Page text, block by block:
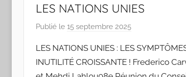
LES NATIONS UNIES
Publié le 15 septembre 2025
r
J
LES NATIONS UNIES : LES
INUTILITÉ CROISSANTE ! Frederico